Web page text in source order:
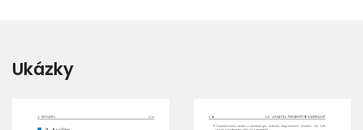
Ukázky